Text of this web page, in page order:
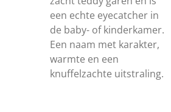
een echte eyecatcher in
de baby- of kinderkamer.
Een naam met karakter,
warmte en een
knuffelzachte uitstraling.